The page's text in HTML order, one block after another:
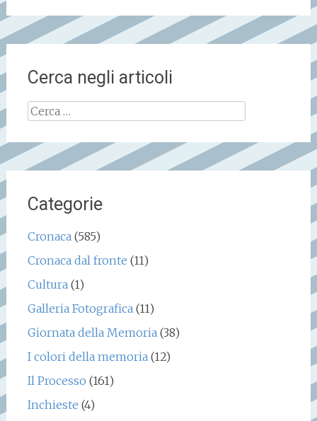
Cerca negli articoli
Ricerca
Categorie
Cronaca(585)
Cronaca dal fronte (11)
Cultura(1)
Galleria Fotografica(11)
Giornata della Memoria(38)
I colori della memoria(12)
Il Processo (161)
Inchieste (4)